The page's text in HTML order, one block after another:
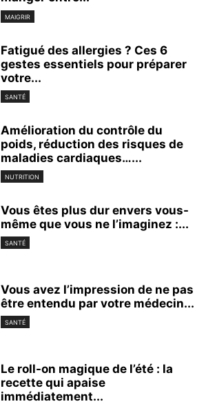
MAIGRIR
Fatigué des allergies ? Ces 6
gestes essentiels pour préparer
votre...
SANTÉ
Amélioration du contrôle du
poids, réduction des risques de
maladies cardiaques…...
NUTRITION
Vous êtes plus dur envers vous-
même que vous ne l’imaginez :...
SANTÉ
Vous avez l’impression de ne pas
être entendu par votre médecin...
SANTÉ
Le roll-on magique de l’été : la
recette qui apaise
immédiatement...